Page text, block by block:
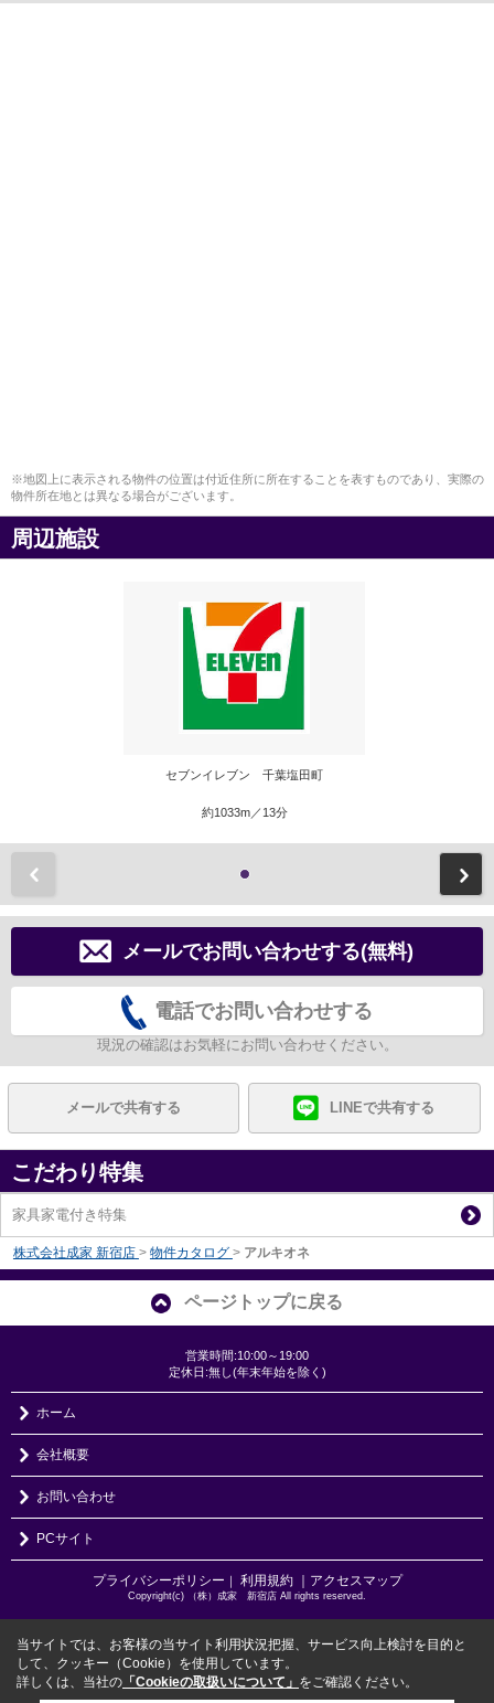
※地図上に表示される物件の位置は付近住所に所在することを表すものであり、実際の
物件所在地とは異なる場合がございます。
周辺施設
セブンイレブン 千葉塩田町
約1033m／13分
メールでお問い合わせする(無料)
電話でお問い合わせする
現況の確認はお気軽にお問い合わせください。
メールで共有する LINEで共有する
こだわり特集
家具家電付き特集
株式会社成家 新宿店 > 物件カタログ > アルキオネ
ページトップに戻る
営業時間:10:00～19:00
定休日:無し(年末年始を除く)
ホーム
会社概要
お問い合わせ
PCサイト
プライバシーポリシー 利用規約 ｜アクセスマップ
Copyright(c) （株）成家 新宿店 All rights reserved.
当サイトでは、お客様の当サイト利用状況把握、サービス向上検討を目的と
して、クッキー（Cookie）を使用しています。
詳しくは、当社の 「Cookieの取扱いについて」 をご確認ください。